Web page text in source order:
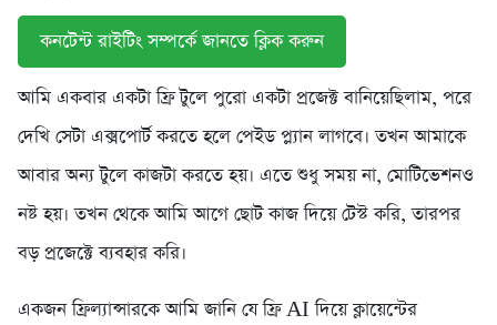
কনটেন্ট রাইটিং সম্পর্কে জানতে ক্লিক করুন
আমি একবার একটা ফ্রি টুলে পুরো একটা প্রজেক্ট বানিয়েছিলাম, পরে
দেখি সেটা এক্সপোর্ট করতে হলে পেইড প্ল্যান লাগবে। তখন আমাকে
আবার অন্য টুলে কাজটা করতে হয়। এতে শুধু সময় না, মোটিভেশনও
নষ্ট হয়। তখন থেকে আমি আগে ছোট কাজ দিয়ে টেস্ট করি, তারপর
বড় প্রজেক্টে ব্যবহার করি।
একজন ফ্রিল্যান্সারকে আমি জানি যে ফ্রি AI দিয়ে ক্লায়েন্টের